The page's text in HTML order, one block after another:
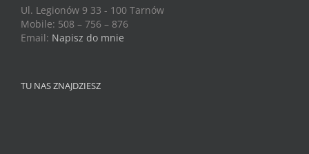
Ul. Legionów 9 33 - 100 Tarnów
Mobile: 508 – 756 – 876
Email: Napisz do mnie
TU NAS ZNAJDZIESZ